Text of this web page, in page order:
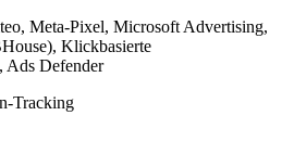
Meta-Pixel, Microsoft Advertising,
Klickbasierte
Ads Defender
Tracking